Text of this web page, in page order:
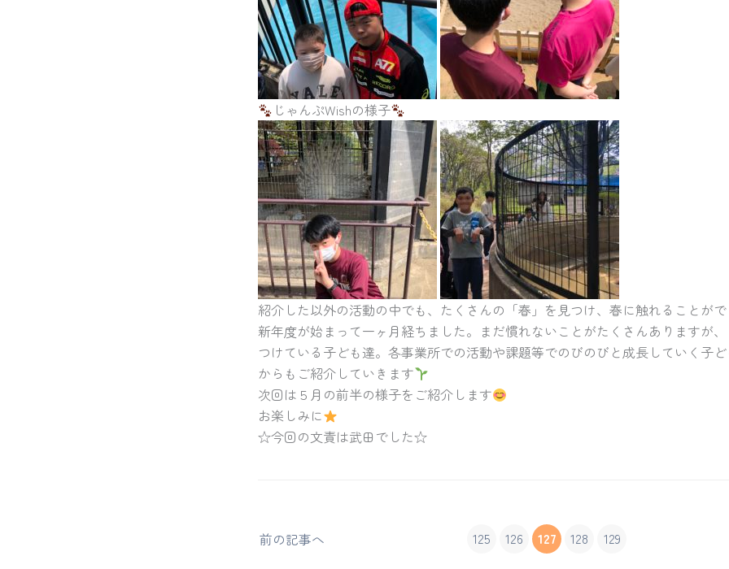
じゃんぷWishの様子
紹介した以外の活動の中でも、たくさんの「春」を見つけ、春に触れることが
新年度が始まって一ヶ月経ちました。まだ慣れないことがたくさんありますが
つけている子ども達。各事業所での活動や課題等でのびのびと成長していく子
からもご紹介していきます
次回は５月の前半の様子をご紹介します
お楽しみに
☆今回の文責は武田でした☆
前の記事へ 125 126 127 128 129